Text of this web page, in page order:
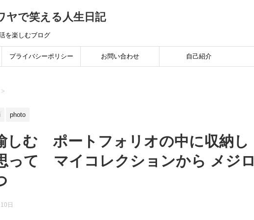
ヤで笑える人生日記
を楽しむブログ
プライバシーポリシー お問い合わせ 自己紹介
>
photo
しむ ポートフォリオの中に収納し
って マイコレクションから メジロ
日